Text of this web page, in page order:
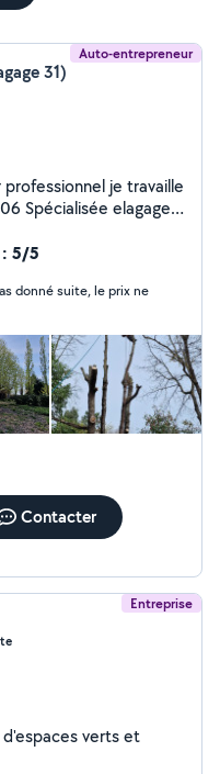
Auto-entrepreneur
31)
professionnel je travaille
Spécialisée elagage
à devis gratuit
: 5/5
Contacter
Entreprise
verts et